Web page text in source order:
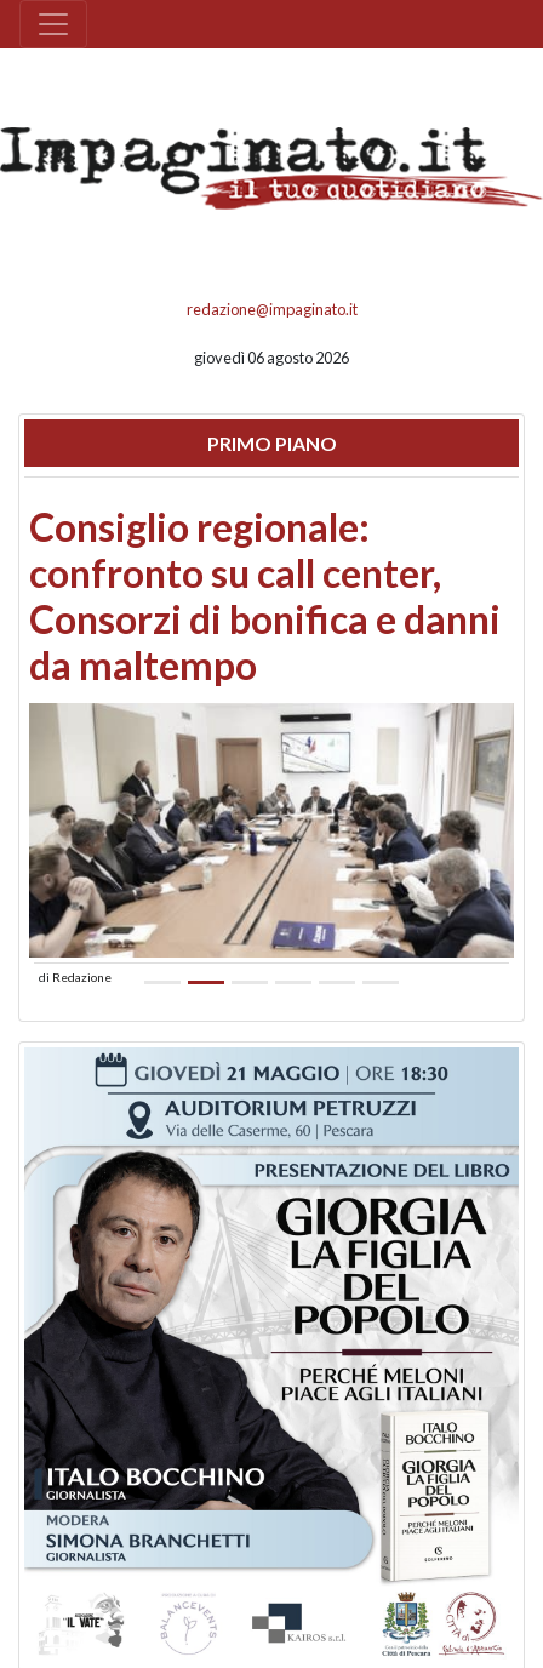
redazione@impaginato.it
giovedì 06 agosto 2026
PRIMO PIANO
Consiglio regionale:
confronto su call center,
Consorzi di bonifica e danni
da maltempo
di Redazione